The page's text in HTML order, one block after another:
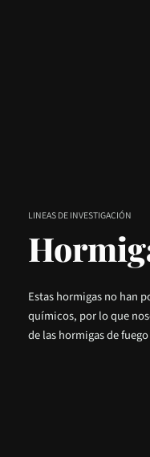
LINEAS DE INVESTIGACIÓN
Estas hormigas no han
químicos, por lo que
de las hormigas de